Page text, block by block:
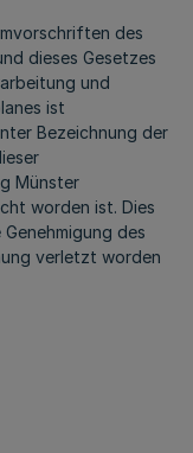
des
dieses Gesetzes
und
ist
Bezeichnung der
Münster
worden ist. Dies
des
verletzt worden